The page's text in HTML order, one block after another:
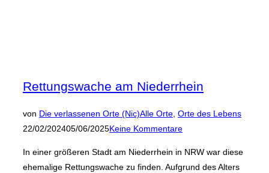
Rettungswache am Niederrhein
von Die verlassenen Orte (Nic)Alle Orte Orte des Lebens
22/02/202405/06/2025Keine Kommentare
In einer größeren Stadt am Niederrhein in NRW war diese
ehemalige Rettungswache zu finden. Aufgrund des Alters